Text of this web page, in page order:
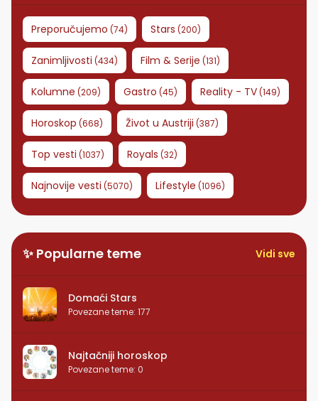
Preporučujemo (74) Stars (200)
Zanimljivosti (434) Film & Serije (131)
Kolumne (209) Gastro (45) Reality - TV(149)
Horoskop (668) Život u Austriji (387)
Top vesti (1037) Royals (32)
Najnovije vesti (5070) Lifestyle (1096)
✨ Popularne teme Vidi sve
Domaći Stars
Povezane teme: 177
Najtačniji horoskop
Povezane teme: 0